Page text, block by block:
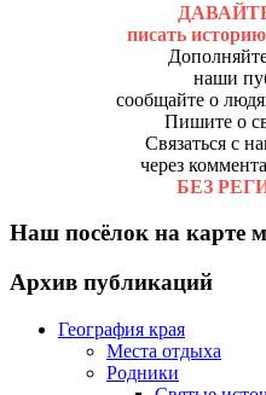
писать
наши
сообщайте о
Пишите о
Связаться с
через
БЕЗ
Наш посёлок на карте
Архив публикаций
География края
Места отдыха
Родники